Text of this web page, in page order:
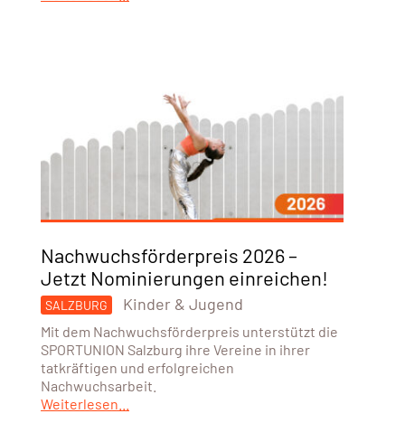
Nachwuchsförderpreis 2026 –
Jetzt Nominierungen einreichen!
SALZBURG Kinder & Jugend
Mit dem Nachwuchsförderpreis unterstützt die
SPORTUNION Salzburg ihre Vereine in ihrer
tatkräftigen und erfolgreichen
Nachwuchsarbeit.
Weiterlesen...